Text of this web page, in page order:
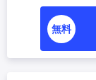
無料